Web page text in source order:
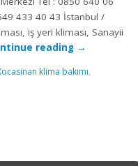
433 40 43 İstanbul /
iş yeri kliması, Sanayii
reading →
klima bakımı,